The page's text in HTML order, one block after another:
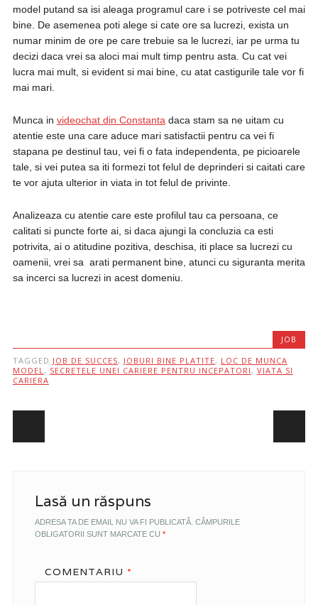
model putand sa isi aleaga programul care i se potriveste cel mai
bine. De asemenea poti alege si cate ore sa lucrezi, exista un
numar minim de ore pe care trebuie sa le lucrezi, iar pe urma tu
decizi daca vrei sa aloci mai mult timp pentru asta. Cu cat vei
lucra mai mult, si evident si mai bine, cu atat castigurile tale vor fi
mai mari.
Munca in videochat din Constanta daca stam sa ne uitam cu
atentie este una care aduce mari satisfactii pentru ca vei fi
stapana pe destinul tau, vei fi o fata independenta, pe picioarele
tale, si vei putea sa iti formezi tot felul de deprinderi si caitati care
te vor ajuta ulterior in viata in tot felul de privinte.
Analizeaza cu atentie care este profilul tau ca persoana, ce
calitati si puncte forte ai, si daca ajungi la concluzia ca esti
potrivita, ai o atitudine pozitiva, deschisa, iti place sa lucrezi cu
oamenii, vrei sa arati permanent bine, atunci cu siguranta merita
sa incerci sa lucrezi in acest domeniu.
JOB
TAGGED JOB DE SUCCES, JOBURI BINE PLATITE, LOC DE MUNCA
MODEL, SECRETELE UNEI CARIERE PENTRU INCEPATORI , VIATA SI
CARIERA
Lasă un răspuns
ADRESA TA DE EMAIL NU VA FI PUBLICATĂ. CÂMPURILE
OBLIGATORII SUNT MARCATE CU *
COMENTARIU *